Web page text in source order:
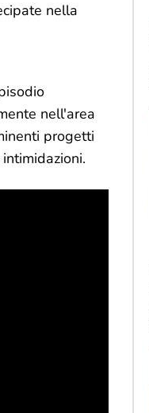
nella
nell'area
progetti